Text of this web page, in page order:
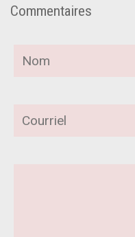
Commentaires